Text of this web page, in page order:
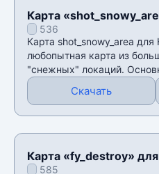
Карта
536
Карта shot_snowy_area
любопытная карта из
"снежных" локаций.
Скачать
Карта «fy_destroy» для
585